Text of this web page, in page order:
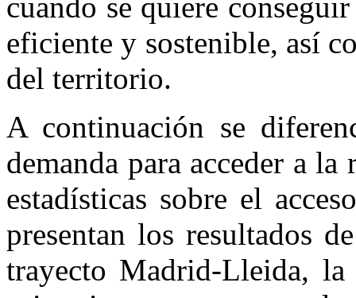
cuando se quiere
eficiente y sostenible, así
del territorio.
A continuación se
demanda para acceder a
estadísticas sobre el
presentan los resultados
trayecto Madrid-Lleida, la